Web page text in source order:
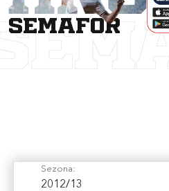
semafor
Sezona:
2012/13